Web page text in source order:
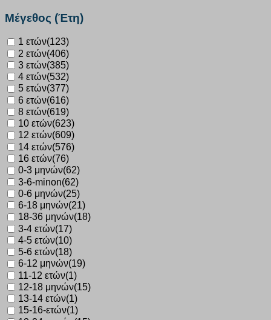
Μέγεθος (Έτη)
1 ετών(123)
2 ετών(406)
3 ετών(385)
4 ετών(532)
5 ετών(377)
6 ετών(616)
8 ετών(619)
10 ετών(623)
12 ετών(609)
14 ετών(576)
16 ετών(76)
0-3 μηνών(62)
3-6-minon(62)
0-6 μηνών(25)
6-18 μηνών(21)
18-36 μηνών(18)
3-4 ετών(17)
4-5 ετών(10)
5-6 ετών(18)
6-12 μηνών(19)
11-12 ετών(1)
12-18 μηνών(15)
13-14 ετών(1)
15-16-ετών(1)